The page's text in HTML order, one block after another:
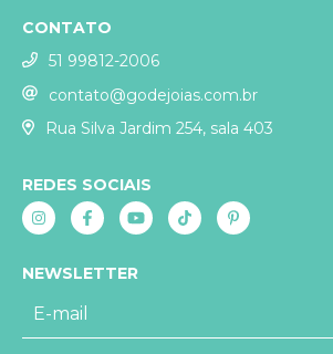
CONTATO
51 99812-2006
contato@godejoias.com.br
Rua Silva Jardim 254, sala 403
REDES SOCIAIS
NEWSLETTER